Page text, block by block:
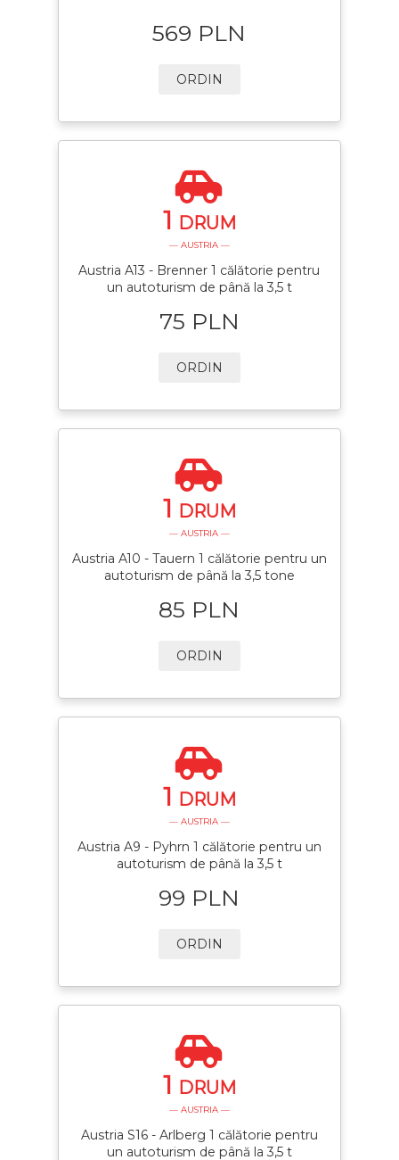
569 PLN
ORDIN
1 DRUM
— AUSTRIA —
Austria A13 - Brenner 1 călătorie pentru
un autoturism de până la 3,5 t
75 PLN
ORDIN
1 DRUM
— AUSTRIA —
Austria A10 - Tauern 1 călătorie pentru un
autoturism de până la 3,5 tone
85 PLN
ORDIN
1 DRUM
— AUSTRIA —
Austria A9 - Pyhrn 1 călătorie pentru un
autoturism de până la 3,5 t
99 PLN
ORDIN
1 DRUM
— AUSTRIA —
Austria S16 - Arlberg 1 călătorie pentru
un autoturism de până la 3,5 t